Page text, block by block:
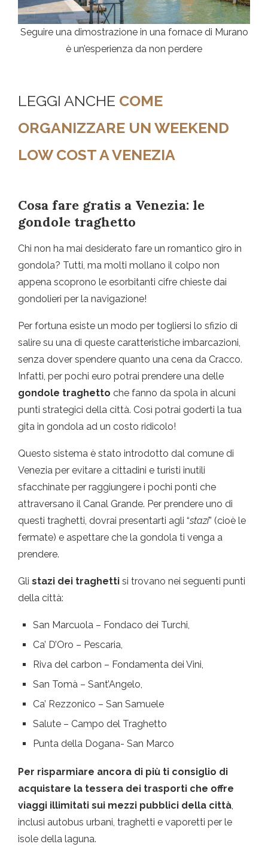
Seguire una dimostrazione in una fornace di Murano
è un’esperienza da non perdere
LEGGI ANCHE COME
ORGANIZZARE UN WEEKEND
LOW COST A VENEZIA
Cosa fare gratis a Venezia: le
gondole traghetto
Chi non ha mai desiderato fare un romantico giro in
gondola? Tutti, ma molti mollano il colpo non
appena scoprono le esorbitanti cifre chieste dai
gondolieri per la navigazione!
Per fortuna esiste un modo per togliersi lo sfizio di
salire su una di queste caratteristiche imbarcazioni,
senza dover spendere quanto una cena da Cracco.
Infatti, per pochi euro potrai prendere una delle
gondole traghetto che fanno da spola in alcuni
punti strategici della città. Così potrai goderti la tua
gita in gondola ad un costo ridicolo!
Questo sistema è stato introdotto dal comune di
Venezia per evitare a cittadini e turisti inutili
sfacchinate per raggiungere i pochi ponti che
attraversano il Canal Grande. Per prendere uno di
questi traghetti, dovrai presentarti agli “stazi” (cioè le
fermate) e aspettare che la gondola ti venga a
prendere.
Gli stazi dei traghetti si trovano nei seguenti punti
della città:
San Marcuola – Fondaco dei Turchi,
Ca’ D’Oro – Pescaria,
Riva del carbon – Fondamenta dei Vini,
San Tomà – Sant’Angelo,
Ca’ Rezzonico – San Samuele
Salute – Campo del Traghetto
Punta della Dogana- San Marco
Per risparmiare ancora di più ti consiglio di
acquistare la tessera dei trasporti che offre
viaggi illimitati sui mezzi pubblici della città,
inclusi autobus urbani, traghetti e vaporetti per le
isole della laguna.